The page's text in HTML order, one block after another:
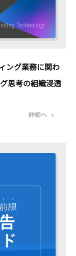
ング業務に関わ
思考の組織浸透
詳細へ